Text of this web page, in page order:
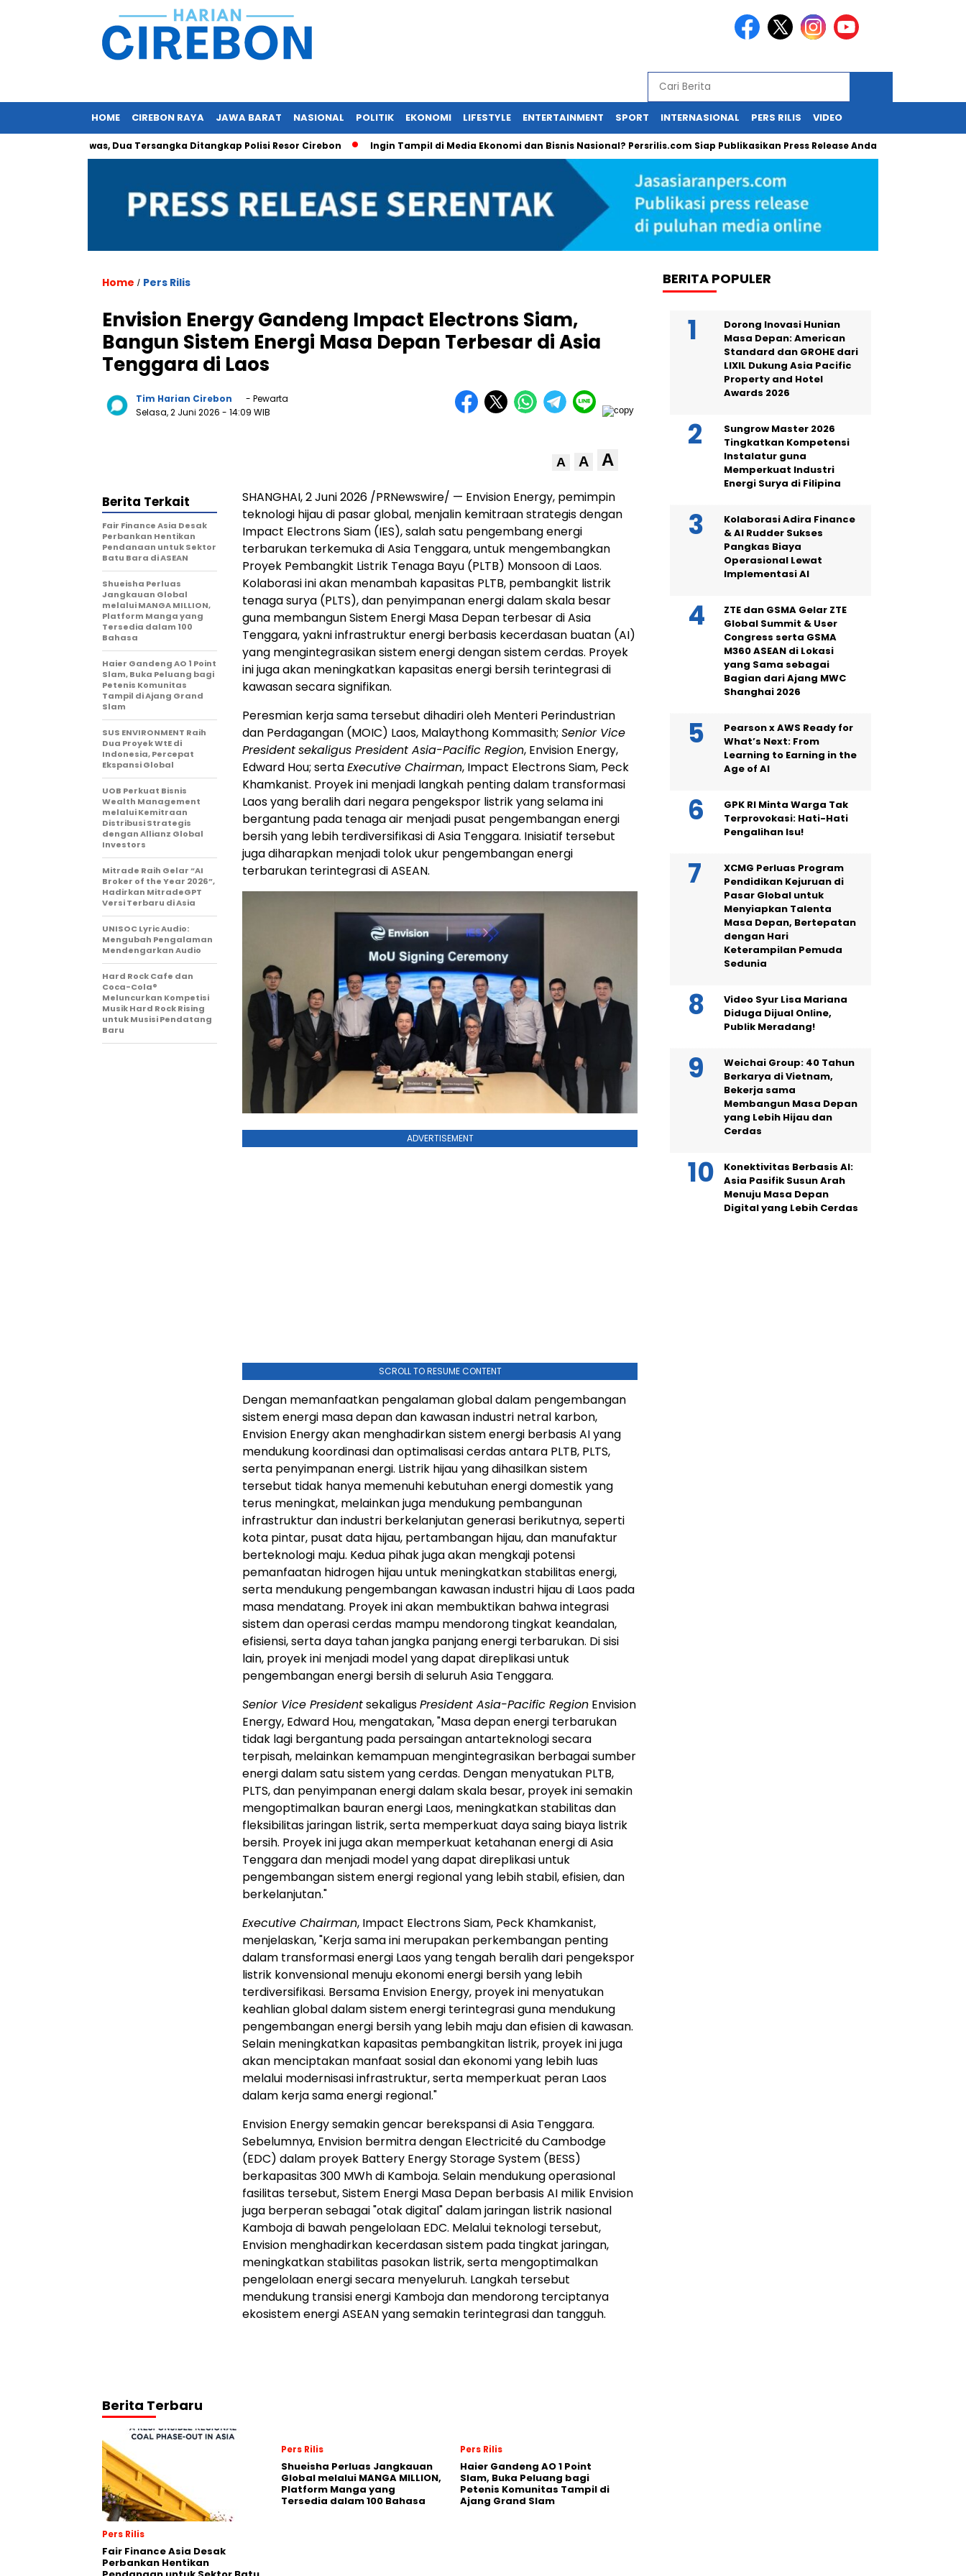
HOME CIREBON RAYA JAWA BARAT NASIONAL POLITIK EKONOMI LIFESTYLE ENTERTAINMENT SPORT INTERNASIONAL PERS RILIS VIDEO
Orang Tewas, Dua Tersangka Ditangkap Polisi Resor Cirebon Ingin Tampil di Media Ekonomi dan Bisnis Nasional? Persrilis.com Siap Publikasikan Press Release Anda! Guru SD di
Home / Pers Rilis
Envision Energy Gandeng Impact Electrons Siam,
Bangun Sistem Energi Masa Depan Terbesar di Asia
Tenggara di Laos
Tim Harian Cirebon
- Pewarta
Selasa, 2 Juni 2026 - 14:09 WIB
A A A
SHANGHAI, 2 Juni 2026 /PRNewswire/ — Envision Energy, pemimpin
teknologi hijau di pasar global, menjalin kemitraan strategis dengan
Impact Electrons Siam (IES), salah satu pengembang energi
terbarukan terkemuka di Asia Tenggara, untuk mengembangkan
Proyek Pembangkit Listrik Tenaga Bayu (PLTB) Monsoon di Laos.
Kolaborasi ini akan menambah kapasitas PLTB, pembangkit listrik
tenaga surya (PLTS), dan penyimpanan energi dalam skala besar
guna membangun Sistem Energi Masa Depan terbesar di Asia
Tenggara, yakni infrastruktur energi berbasis kecerdasan buatan (AI)
yang mengintegrasikan sistem energi dengan sistem cerdas. Proyek
ini juga akan meningkatkan kapasitas energi bersih terintegrasi di
kawasan secara signifikan.
Peresmian kerja sama tersebut dihadiri oleh Menteri Perindustrian
dan Perdagangan (MOIC) Laos, Malaythong Kommasith; Senior Vice
Presidentsekaligus President Asia-Pacific Region, Envision Energy,
Edward Hou; sertaExecutive Chairman, Impact Electrons Siam, Peck
Khamkanist. Proyek ini menjadi langkah penting dalam transformasi
Laos yang beralih dari negara pengekspor listrik yang selama ini
bergantung pada tenaga air menjadi pusat pengembangan energi
bersih yang lebih terdiversifikasi di Asia Tenggara. Inisiatif tersebut
juga diharapkan menjadi tolok ukur pengembangan energi
terbarukan terintegrasi di ASEAN.
ADVERTISEMENT
SCROLL TO RESUME CONTENT
Dengan memanfaatkan pengalaman global dalam pengembangan
sistem energi masa depan dan kawasan industri netral karbon,
Envision Energy akan menghadirkan sistem energi berbasis AI yang
mendukung koordinasi dan optimalisasi cerdas antara PLTB, PLTS,
serta penyimpanan energi. Listrik hijau yang dihasilkan sistem
tersebut tidak hanya memenuhi kebutuhan energi domestik yang
terus meningkat, melainkan juga mendukung pembangunan
infrastruktur dan industri berkelanjutan generasi berikutnya, seperti
kota pintar, pusat data hijau, pertambangan hijau, dan manufaktur
berteknologi maju. Kedua pihak juga akan mengkaji potensi
pemanfaatan hidrogen hijau untuk meningkatkan stabilitas energi,
serta mendukung pengembangan kawasan industri hijau di Laos pada
masa mendatang. Proyek ini akan membuktikan bahwa integrasi
sistem dan operasi cerdas mampu mendorong tingkat keandalan,
efisiensi, serta daya tahan jangka panjang energi terbarukan. Di sisi
lain, proyek ini menjadi model yang dapat direplikasi untuk
pengembangan energi bersih di seluruh Asia Tenggara.
Senior Vice PresidentsekaligusPresident Asia-Pacific Region Envision
Energy, Edward Hou, mengatakan, "Masa depan energi terbarukan
tidak lagi bergantung pada persaingan antarteknologi secara
terpisah, melainkan kemampuan mengintegrasikan berbagai sumber
energi dalam satu sistem yang cerdas. Dengan menyatukan PLTB,
PLTS, dan penyimpanan energi dalam skala besar, proyek ini semakin
mengoptimalkan bauran energi Laos, meningkatkan stabilitas dan
fleksibilitas jaringan listrik, serta memperkuat daya saing biaya listrik
bersih. Proyek ini juga akan memperkuat ketahanan energi di Asia
Tenggara dan menjadi model yang dapat direplikasi untuk
pengembangan sistem energi regional yang lebih stabil, efisien, dan
berkelanjutan."
Executive Chairman, Impact Electrons Siam, Peck Khamkanist,
menjelaskan, "Kerja sama ini merupakan perkembangan penting
dalam transformasi energi Laos yang tengah beralih dari pengekspor
listrik konvensional menuju ekonomi energi bersih yang lebih
terdiversifikasi. Bersama Envision Energy, proyek ini menyatukan
keahlian global dalam sistem energi terintegrasi guna mendukung
pengembangan energi bersih yang lebih maju dan efisien di kawasan.
Selain meningkatkan kapasitas pembangkitan listrik, proyek ini juga
akan menciptakan manfaat sosial dan ekonomi yang lebih luas
melalui modernisasi infrastruktur, serta memperkuat peran Laos
dalam kerja sama energi regional."
Envision Energy semakin gencar berekspansi di Asia Tenggara.
Sebelumnya, Envision bermitra dengan Electricité du Cambodge
(EDC) dalam proyek Battery Energy Storage System (BESS)
berkapasitas 300 MWh di Kamboja. Selain mendukung operasional
fasilitas tersebut, Sistem Energi Masa Depan berbasis AI milik Envision
juga berperan sebagai "otak digital" dalam jaringan listrik nasional
Kamboja di bawah pengelolaan EDC. Melalui teknologi tersebut,
Envision menghadirkan kecerdasan sistem pada tingkat jaringan,
meningkatkan stabilitas pasokan listrik, serta mengoptimalkan
pengelolaan energi secara menyeluruh. Langkah tersebut
mendukung transisi energi Kamboja dan mendorong terciptanya
ekosistem energi ASEAN yang semakin terintegrasi dan tangguh.
Berita Terkait
Fair Finance Asia Desak
Perbankan Hentikan
Pendanaan untuk Sektor
Batu Bara di ASEAN
Shueisha Perluas
Jangkauan Global
melalui MANGA MILLION,
Platform Manga yang
Tersedia dalam 100
Bahasa
Haier Gandeng AO 1 Point
Slam, Buka Peluang bagi
Petenis Komunitas
Tampil di Ajang Grand
Slam
SUS ENVIRONMENT Raih
Dua Proyek WtE di
Indonesia, Percepat
Ekspansi Global
UOB Perkuat Bisnis
Wealth Management
melalui Kemitraan
Distribusi Strategis
dengan Allianz Global
Investors
Mitrade Raih Gelar “AI
Broker of the Year 2026”,
Hadirkan MitradeGPT
Versi Terbaru di Asia
UNISOC Lyric Audio:
Mengubah Pengalaman
Mendengarkan Audio
Hard Rock Cafe dan
Coca-Cola®
Meluncurkan Kompetisi
Musik Hard Rock Rising
untuk Musisi Pendatang
Baru
Berita Terbaru
Pers Rilis
Fair Finance Asia Desak
Perbankan Hentikan
Pers Rilis
Shueisha Perluas Jangkauan
Global melalui MANGA MILLION,
Platform Manga yang
Tersedia dalam 100 Bahasa
Pers Rilis
Haier Gandeng AO 1 Point
Slam, Buka Peluang bagi
Petenis Komunitas Tampil di
Ajang Grand Slam
BERITA POPULER
Dorong Inovasi Hunian
Masa Depan: American
Standard dan GROHE dari
LIXIL Dukung Asia Pacific
Property and Hotel
Awards 2026
Sungrow Master 2026
Tingkatkan Kompetensi
Instalatur guna
Memperkuat Industri
Energi Surya di Filipina
Kolaborasi Adira Finance
& AI Rudder Sukses
Pangkas Biaya
Operasional Lewat
Implementasi AI
ZTE dan GSMA Gelar ZTE
Global Summit & User
Congress serta GSMA
M360 ASEAN di Lokasi
yang Sama sebagai
Bagian dari Ajang MWC
Shanghai 2026
Pearson x AWS Ready for
What’s Next: From
Learning to Earning in the
Age of AI
GPK RI Minta Warga Tak
Terprovokasi: Hati-Hati
Pengalihan Isu!
XCMG Perluas Program
Pendidikan Kejuruan di
Pasar Global untuk
Menyiapkan Talenta
Masa Depan, Bertepatan
dengan Hari
Keterampilan Pemuda
Sedunia
Video Syur Lisa Mariana
Diduga Dijual Online,
Publik Meradang!
Weichai Group: 40 Tahun
Berkarya di Vietnam,
Bekerja sama
Membangun Masa Depan
yang Lebih Hijau dan
Cerdas
Konektivitas Berbasis AI:
Asia Pasifik Susun Arah
Menuju Masa Depan
Digital yang Lebih Cerdas